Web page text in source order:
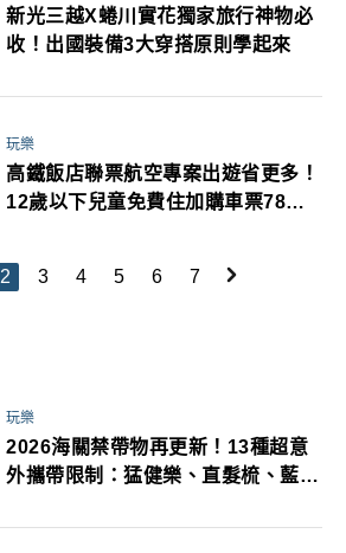
新光三越X蜷川實花獨家旅行神物必
收！出國裝備3大穿搭原則學起來
玩樂
高鐵飯店聯票航空專案出遊省更多！
12歲以下兒童免費住加購車票78折
2 3 4 5 6 7
玩樂
2026海關禁帶物再更新！13種超意
外攜帶限制：猛健樂、直髮梳、藍牙
萬！注意事項一次看！